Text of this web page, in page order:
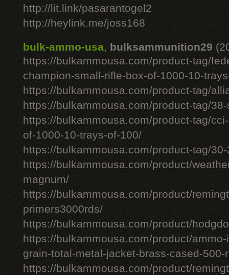
http://lit.link/pasarantogel2
http://heylink.me/joss168
bulk-ammo-usa, bulksammunition29
https://bulkammousa.com/product-tag/
champion-small-rifle-box-of-1000-10-
https://bulkammousa.com/product-tag/
https://bulkammousa.com/product-tag/
https://bulkammousa.com/product-tag/
of-1000-10-trays-of-100/
https://bulkammousa.com/product-tag/
https://bulkammousa.com/product/
magnum/
https://bulkammousa.com/product/
primers3000rds/
https://bulkammousa.com/product/
https://bulkammousa.com/product/
grain-total-metal-jacket-brass-cased-500-
https://bulkammousa.com/product/